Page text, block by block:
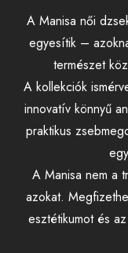
A Manisa női
egyesítik –
természet
A kollekciók
innovatív könnyű
praktikus
A Manisa nem a
azokat.
esztétikumot és